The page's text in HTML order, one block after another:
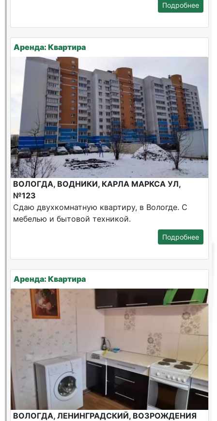
Подробнее
Аренда: Квартира
ВОЛОГДА, ВОДНИКИ, КАРЛА МАРКСА УЛ,
№123
Сдаю двухкомнатную квартиру, в Вологде. С
мебелью и бытовой техникой.
Подробнее
Аренда: Квартира
ВОЛОГДА, ЛЕНИНГРАДСКИЙ, ВОЗРОЖДЕНИЯ